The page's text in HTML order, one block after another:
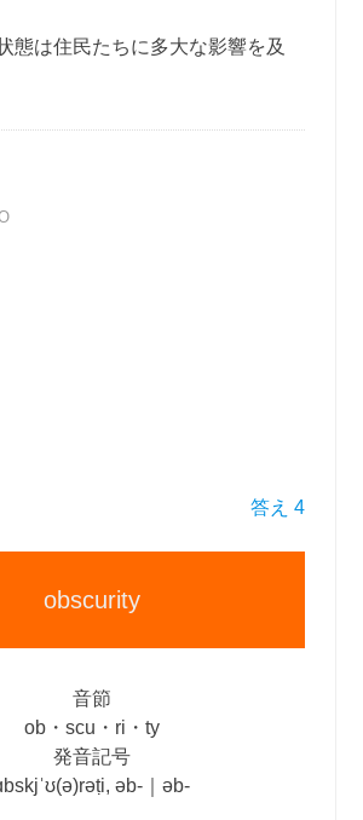
態は住民たちに多大な影響を及
答え 4
obscurity
音節
ob・scu・ri・ty
発音記号
əb‐｜əb‐